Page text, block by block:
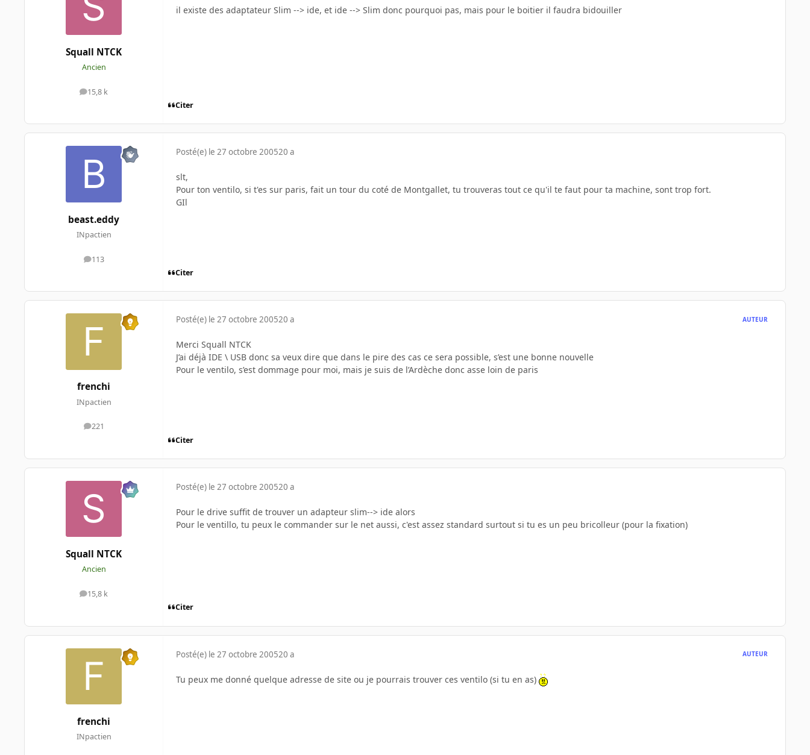
Squall NTCK
Ancien
15,8 k
messages
il existe des adaptateur Slim --> ide, et ide --> Slim donc pourquoi pas, mais pour le boitier il faudra bidouiller
Citer
beast.eddy
INpactien
113
messages
Posté(e) le 27 octobre 200520 a
slt,
Pour ton ventilo, si t'es sur paris, fait un tour du coté de Montgallet, tu trouveras tout ce qu'il te faut pour ta machine, sont trop fort.
GIl
Citer
frenchi
INpactien
221
messages
Posté(e) le 27 octobre 200520 a AUTEUR
Merci Squall NTCK
J’ai déjà IDE \ USB donc sa veux dire que dans le pire des cas ce sera possible, s’est une bonne nouvelle
Pour le ventilo, s’est dommage pour moi, mais je suis de l’Ardèche donc asse loin de paris
Citer
Squall NTCK
Ancien
15,8 k
messages
Posté(e) le 27 octobre 200520 a
Pour le drive suffit de trouver un adapteur slim--> ide alors
Pour le ventillo, tu peux le commander sur le net aussi, c'est assez standard surtout si tu es un peu bricolleur (pour la fixation)
Citer
frenchi
INpactien
Posté(e) le 27 octobre 200520 a AUTEUR
Tu peux me donné quelque adresse de site ou je pourrais trouver ces ventilo (si tu en as)